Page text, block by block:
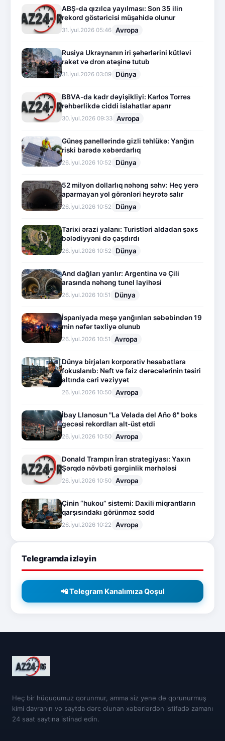
ABŞ-da qızılca yayılması: Son 35 ilin
rekord göstəricisi müşahidə olunur
31.İyul.2026 05:46 Avropa
Rusiya Ukraynanın iri şəhərlərini kütləvi
raket və dron atəşinə tutub
31.İyul.2026 03:09 Dünya
BBVA-da kadr dəyişikliyi: Karlos Torres
rəhbərlikdə ciddi islahatlar aparır
30.İyul.2026 09:33 Avropa
Günəş panellərində gizli təhlükə: Yanğın
riski barədə xəbərdarlıq
26.İyul.2026 10:52 Dünya
52 milyon dollarlıq nəhəng səhv: Heç yerə
aparmayan yol görənləri heyrətə salır
26.İyul.2026 10:52 Dünya
Tarixi ərazi yalanı: Turistləri aldadan şəxs
bələdiyyəni də çaşdırdı
26.İyul.2026 10:52 Dünya
And dağları yarılır: Argentina və Çili
arasında nəhəng tunel layihəsi
26.İyul.2026 10:51 Dünya
İspaniyada meşə yanğınları səbəbindən 19
min nəfər təxliyə olunub
26.İyul.2026 10:51 Avropa
Dünya birjaları korporativ hesabatlara
fokuslanıb: Neft və faiz dərəcələrinin təsiri
altında cari vəziyyət
26.İyul.2026 10:50 Avropa
İbay Llanosun "La Velada del Año 6" boks
gecəsi rekordları alt-üst etdi
26.İyul.2026 10:50 Avropa
Donald Trampın İran strategiyası: Yaxın
Şərqdə növbəti gərginlik mərhələsi
26.İyul.2026 10:50 Avropa
Çinin “hukou” sistemi: Daxili miqrantların
qarşısındakı görünməz sədd
26.İyul.2026 10:22 Avropa
Telegramda izləyin
📲 Telegram Kanalımıza Qoşul
Heç bir hüququmuz qorunmur, amma siz yenə də qorunurmuş
kimi davranın və saytda dərc olunan xəbərlərdən istifadə zamanı
24 saat saytına istinad edin.